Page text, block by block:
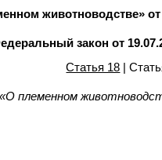
животноводстве» от
закон от
Статья 18 |
племенном